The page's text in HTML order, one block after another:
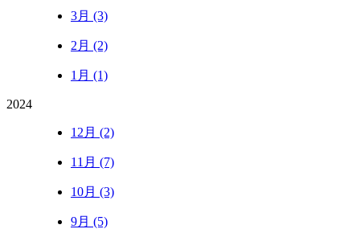
3月 (3)
2月 (2)
1月 (1)
2024
12月 (2)
11月 (7)
10月 (3)
9月 (5)